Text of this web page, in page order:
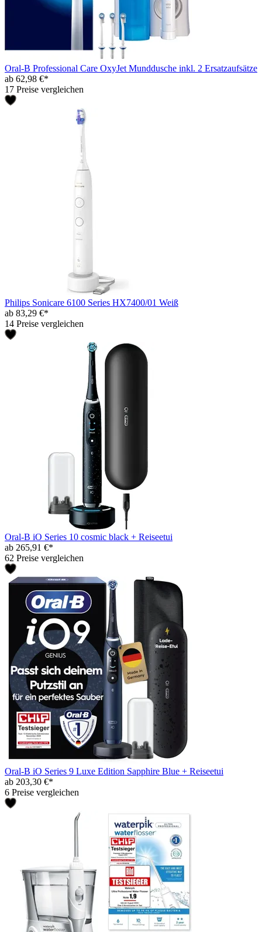
Oral-B Professional Care OxyJet Munddusche inkl. 2 Ersatzaufsätze
ab 62,98 €*
17 Preise vergleichen
Philips Sonicare 6100 Series HX7400/01 Weiß
ab 83,29 €*
14 Preise vergleichen
Oral-B iO Series 10 cosmic black + Reiseetui
ab 265,91 €*
62 Preise vergleichen
Oral-B iO Series 9 Luxe Edition Sapphire Blue + Reiseetui
ab 203,30 €*
6 Preise vergleichen